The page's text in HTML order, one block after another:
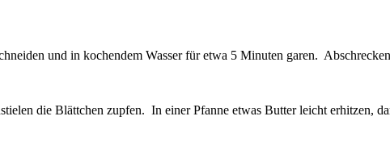
und in kochendem Wasser für etwa 5 Minuten garen.
die Blättchen zupfen. In einer Pfanne etwas Butter leicht erhitzen,